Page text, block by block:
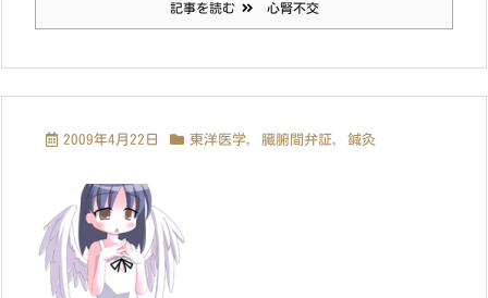
記事を読む 心腎不交
2009年4月22日 東洋医学, 臓腑間弁証, 鍼灸